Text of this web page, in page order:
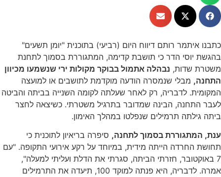
כתבנו איתמר רותם דיווח היום (רביעי) בתוכנית "יומן תשעים"
בהגשת יוסי הדר כי תושבת קדימה, המתגוררת בסמוך לתחנת
משטרת שדות, נבהלה אתמול בבוקר מקולות ירי שנשמעו מכיוון
התחנה, מבלי שנמסרה הודעה מוקדמת לתושבים או למועצה
המקומית. לדבריה, רק לאחר שעלתה לקומה השנייה בביתה והביטה
לעבר התחנה, הבינה שמדובר בתרגיל משטרתי. כשיצאה לחצר
ביתה גילתה תרמילים שנפלטו במהלך האימון.
ענת, המתגוררת בסמוך לתחנה, סיפרה בריאיון לתוכנית כי
תחושת החרדה הייתה מידית, במיוחד על רקע אירועי התקופה. "עם
7 באוקטובר, חזרתי הביתה, סגרתי את הדלת ועליתי למעלה",
אמרה. לדבריה, היא פנתה למוקד 100, תיעדה את התרמילים